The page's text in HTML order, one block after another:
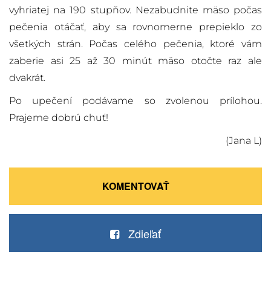
vyhriatej na 190 stupňov. Nezabudnite mäso počas
pečenia otáčať, aby sa rovnomerne prepieklo zo
všetkých strán. Počas celého pečenia, ktoré vám
zaberie asi 25 až 30 minút mäso otočte raz ale
dvakrát.
Po upečení podávame so zvolenou prílohou.
Prajeme dobrú chuť!
(Jana L)
KOMENTOVAŤ
Zdieľať